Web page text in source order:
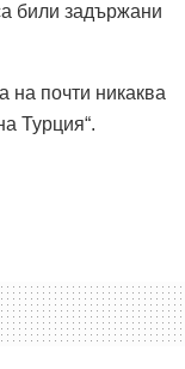
били задържани
на почти никаква
Турция“.